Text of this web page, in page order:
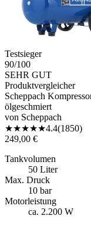
Testsieger
90/100
SEHR GUT
Produktvergleicher
Scheppach
ölgeschmiert
von Scheppach
★★★★★4.4(1850)
249,00 €
Tankvolumen
50 Liter
Max. Druck
10 bar
Motorleistung
ca. 2.200 W